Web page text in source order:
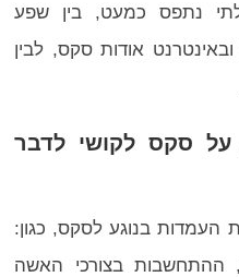
נתפס כמעט, בין שפע
אודות סקס, לבין
סקס לקושי לדבר
בנוגע לסקס, כגון:
ההתחשבות בצורכי האשה